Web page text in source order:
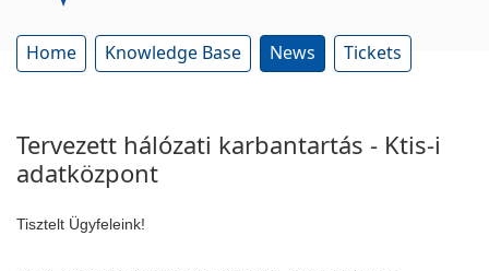
Home Knowledge Base News Tickets
Tervezett hálózati karbantartás - Ktis-i
adatközpont
Tisztelt Ügyfeleink!